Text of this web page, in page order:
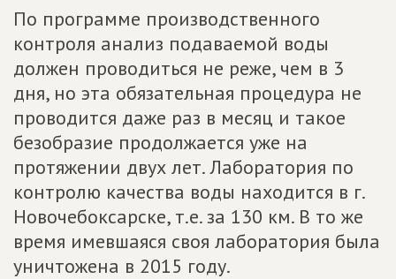
По программе производственного
контроля анализ подаваемой воды
должен проводиться не реже, чем в 3
дня, но эта обязательная процедура не
проводится даже раз в месяц и такое
безобразие продолжается уже на
протяжении двух лет. Лаборатория по
контролю качества воды находится в г.
Новочебоксарске, т.е. за 130 км. В то же
время имевшаяся своя лаборатория была
уничтожена в 2015 году.